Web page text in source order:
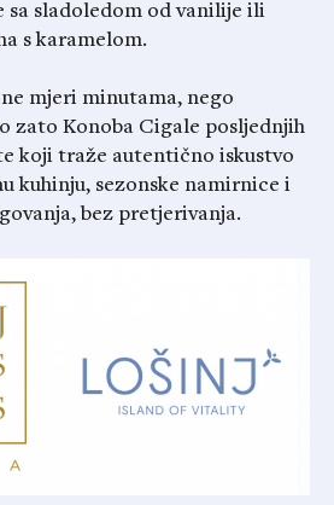
sa sladoledom od vanilije ili
s karamelom.
mjeri minutama, nego
zato Konoba Cigale posljednjih
koji traže autentično iskustvo
kuhinju, sezonske namirnice i
bez pretjerivanja.